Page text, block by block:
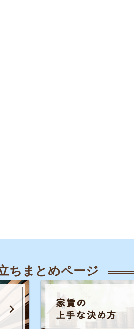
人気のキーワード一覧
各駅の住みやすさ
初めての不動産屋 おすすめ不動産屋